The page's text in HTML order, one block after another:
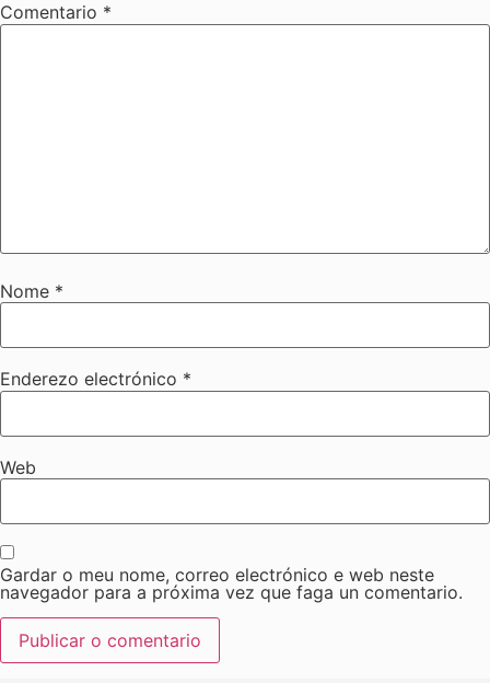
Comentario *
Nome *
Enderezo electrónico *
Web
Gardar o meu nome, correo electrónico e web neste
navegador para a próxima vez que faga un comentario.